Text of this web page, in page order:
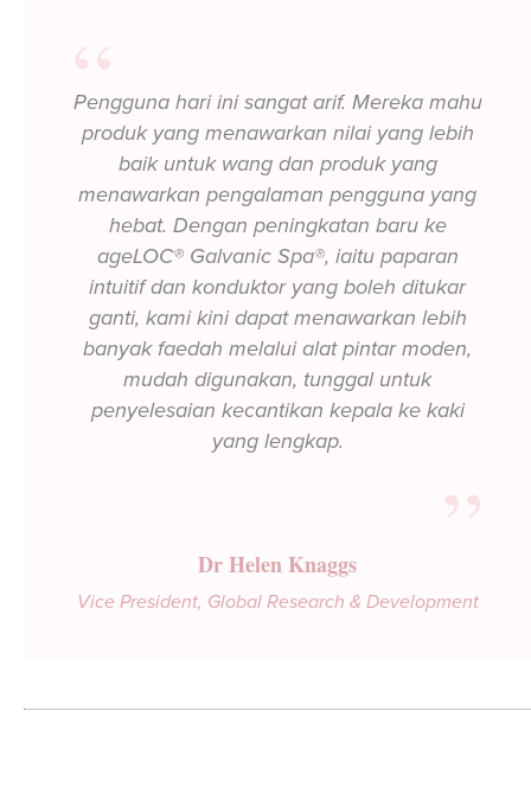
“
Pengguna hari ini sangat arif. Mereka mahu
produk yang menawarkan nilai yang lebih
baik untuk wang dan produk yang
menawarkan pengalaman pengguna yang
hebat. Dengan peningkatan baru ke
ageLOC® Galvanic Spa®, iaitu paparan
intuitif dan konduktor yang boleh ditukar
ganti, kami kini dapat menawarkan lebih
banyak faedah melalui alat pintar moden,
mudah digunakan, tunggal untuk
penyelesaian kecantikan kepala ke kaki
yang lengkap.
„
Dr Helen Knaggs
Vice President, Global Research & Development